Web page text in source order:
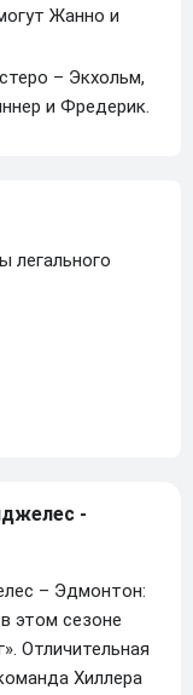
Жанно и
– Экхольм,
и Фредерик.
легального
-
– Эдмонтон:
этом сезоне
Отличительная
Хиллера